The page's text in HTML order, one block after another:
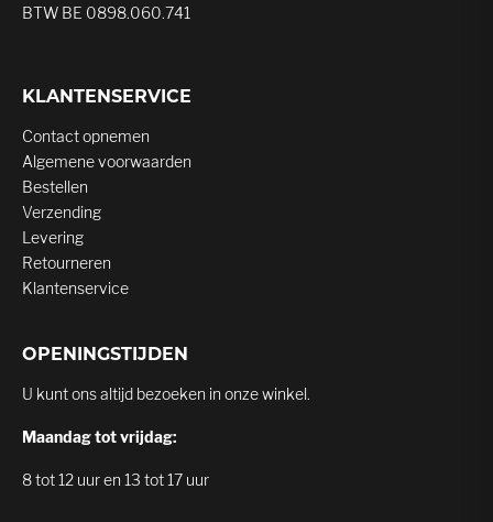
BTW BE 0898.060.741
KLANTENSERVICE
Contact opnemen
Algemene voorwaarden
Bestellen
Verzending
Levering
Retourneren
Klantenservice
OPENINGSTIJDEN
U kunt ons altijd bezoeken in onze winkel.
Maandag tot vrijdag:
8 tot 12 uur en 13 tot 17 uur